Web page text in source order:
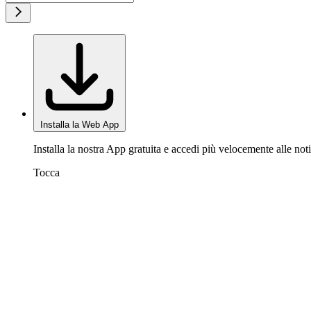
Installa la Web App
Installa la nostra App gratuita e accedi più velocemente alle
Tocca